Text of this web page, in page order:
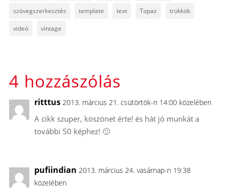
szövegszerkesztés template text Topaz trükkök
videó vintage
4 hozzászólás
ritttus 2013. március 21. csütörtök-n 14:00 közelében
A cikk szuper, köszönet érte! és hát jó munkát a
további 50 képhez! 🙂
pufiindian 2013. március 24. vasárnap-n 19:38
közelében